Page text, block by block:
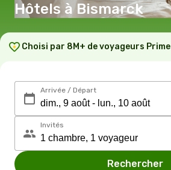
Hôtels à Bismarck
Choisi par 8M+ de voyageurs Prime
Arrivée / Départ
Invités
Rechercher